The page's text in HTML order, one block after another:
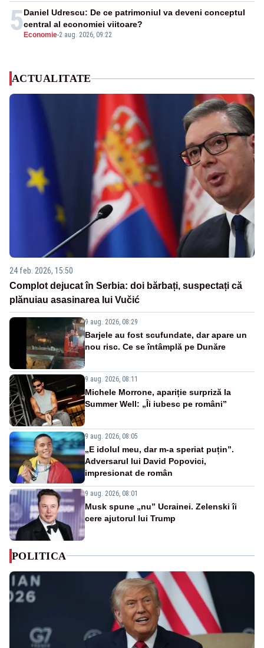
5 Economie-2 aug. 2026, 09:22
Daniel Udrescu: De ce patrimoniul va deveni conceptul
central al economiei viitoare?
ACTUALITATE
24 feb. 2026, 15:50
Complot dejucat în Serbia: doi bărbați, suspectați că
plănuiau asasinarea lui Vučić
9 aug. 2026, 08:29
Barjele au fost scufundate, dar apare un
nou risc. Ce se întâmplă pe Dunăre
9 aug. 2026, 08:11
Michele Morrone, apariție surpriză la
Summer Well: „Îi iubesc pe români”
9 aug. 2026, 08:05
„E idolul meu, dar m-a speriat puțin”.
Adversarul lui David Popovici,
impresionat de român
9 aug. 2026, 08:01
Musk spune „nu” Ucrainei. Zelenski îi
cere ajutorul lui Trump
POLITICA